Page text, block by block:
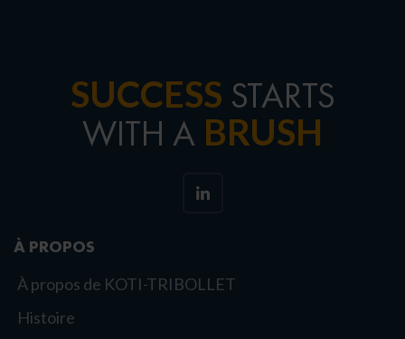
SUCCESS STARTS
WITH A BRUSH
À PROPOS
À propos de KOTI-TRIBOLLET
Histoire